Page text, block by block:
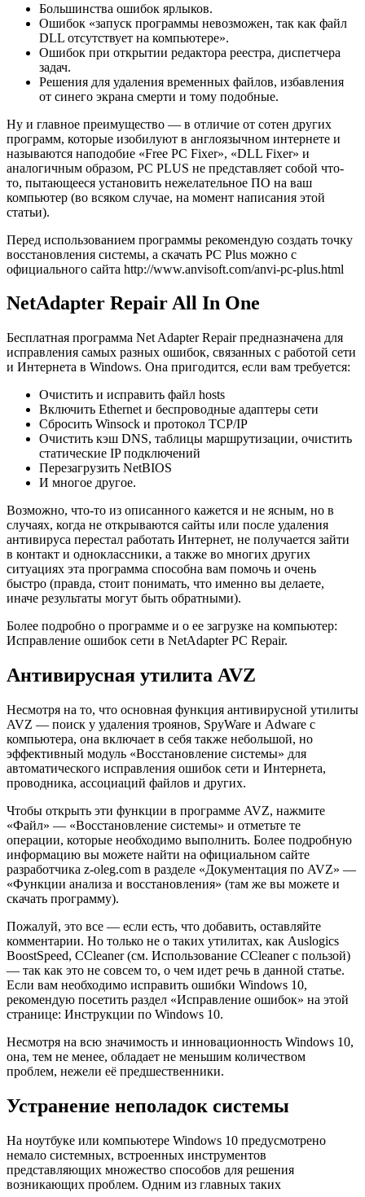
Большинства ошибок ярлыков.
Ошибок «запуск программы невозможен, так как файл
DLL отсутствует на компьютере».
Ошибок при открытии редактора реестра, диспетчера
задач.
Решения для удаления временных файлов, избавления
от синего экрана смерти и тому подобные.
Ну и главное преимущество — в отличие от сотен других
программ, которые изобилуют в англоязычном интернете и
называются наподобие «Free PC Fixer», «DLL Fixer» и
аналогичным образом, PC PLUS не представляет собой что-
то, пытающееся установить нежелательное ПО на ваш
компьютер (во всяком случае, на момент написания этой
статьи).
Перед использованием программы рекомендую создать точку
восстановления системы, а скачать PC Plus можно с
официального сайта http://www.anvisoft.com/anvi-pc-plus.html
NetAdapter Repair All In One
Бесплатная программа Net Adapter Repair предназначена для
исправления самых разных ошибок, связанных с работой сети
и Интернета в Windows. Она пригодится, если вам требуется:
Очистить и исправить файл hosts
Включить Ethernet и беспроводные адаптеры сети
Сбросить Winsock и протокол TCP/IP
Очистить кэш DNS, таблицы маршрутизации, очистить
статические IP подключений
Перезагрузить NetBIOS
И многое другое.
Возможно, что-то из описанного кажется и не ясным, но в
случаях, когда не открываются сайты или после удаления
антивируса перестал работать Интернет, не получается зайти
в контакт и одноклассники, а также во многих других
ситуациях эта программа способна вам помочь и очень
быстро (правда, стоит понимать, что именно вы делаете,
иначе результаты могут быть обратными).
Более подробно о программе и о ее загрузке на компьютер:
Исправление ошибок сети в NetAdapter PC Repair.
Антивирусная утилита AVZ
Несмотря на то, что основная функция антивирусной утилиты
AVZ — поиск у удаления троянов, SpyWare и Adware с
компьютера, она включает в себя также небольшой, но
эффективный модуль «Восстановление системы» для
автоматического исправления ошибок сети и Интернета,
проводника, ассоциаций файлов и других.
Чтобы открыть эти функции в программе AVZ, нажмите
«Файл» — «Восстановление системы» и отметьте те
операции, которые необходимо выполнить. Более подробную
информацию вы можете найти на официальном сайте
разработчика z-oleg.com в разделе «Документация по AVZ» —
«Функции анализа и восстановления» (там же вы можете и
скачать программу).
Пожалуй, это все — если есть, что добавить, оставляйте
комментарии. Но только не о таких утилитах, как Auslogics
BoostSpeed, CCleaner (см. Использование CCleaner с пользой)
— так как это не совсем то, о чем идет речь в данной статье.
Если вам необходимо исправить ошибки Windows 10,
рекомендую посетить раздел «Исправление ошибок» на этой
странице: Инструкции по Windows 10.
Несмотря на всю значимость и инновационность Windows 10,
она, тем не менее, обладает не меньшим количеством
проблем, нежели её предшественники.
Устранение неполадок системы
На ноутбуке или компьютере Windows 10 предусмотрено
немало системных, встроенных инструментов
представляющих множество способов для решения
возникающих проблем. Одним из главных таких